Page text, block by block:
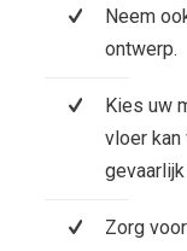
Neem
ontwerp.
Kies uw
vloer kan
Zorg